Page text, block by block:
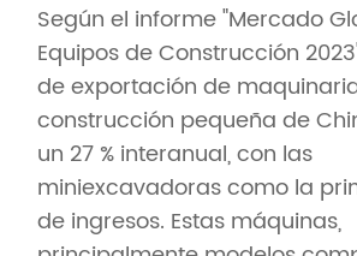
Según el informe "Mercado
Equipos de Construcción
de exportación de
construcción pequeña de
un 27 % interanual, con las
miniexcavadoras como la
de ingresos. Estas máquinas,